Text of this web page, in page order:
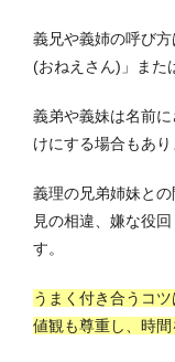
義兄や義姉の呼び
(おねえさん)」また
義弟や義妹は名前
けにする場合もあり
義理の兄弟姉妹と
見の相違、嫌な役
す。
うまく付き合うコ
値観も尊重し、時